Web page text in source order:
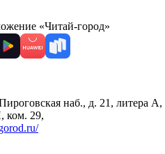
«Читай-город»
наб., д. 21, литера А,
ком. 29,